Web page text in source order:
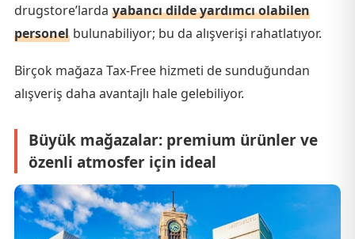
drugstore’larda yabancı dilde yardımcı olabilen
personel bulunabiliyor; bu da alışverişi rahatlatıyor.
Birçok mağaza Tax-Free hizmeti de sunduğundan
alışveriş daha avantajlı hale gelebiliyor.
Büyük mağazalar: premium ürünler ve
özenli atmosfer için ideal